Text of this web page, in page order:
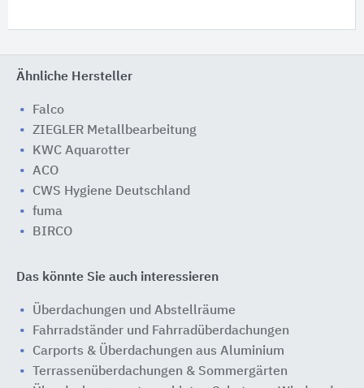
Ähnliche Hersteller
Falco
ZIEGLER Metallbearbeitung
KWC Aquarotter
ACO
CWS Hygiene Deutschland
fuma
BIRCO
Das könnte Sie auch interessieren
Überdachungen und Abstellräume
Fahrradständer und Fahrradüberdachungen
Carports & Überdachungen aus Aluminium
Terrassenüberdachungen & Sommergärten